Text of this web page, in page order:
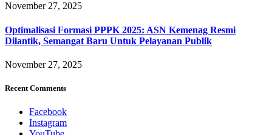
November 27, 2025
Optimalisasi Formasi PPPK 2025: ASN Kemenag Resmi
Dilantik, Semangat Baru Untuk Pelayanan Publik
November 27, 2025
Recent Comments
Facebook
Instagram